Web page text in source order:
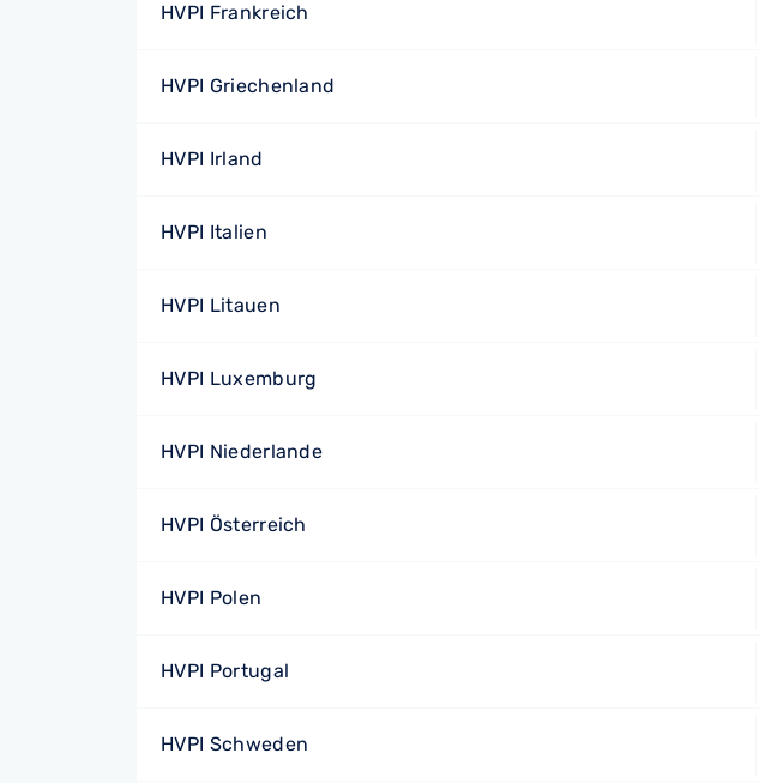
HVPI Frankreich
HVPI Griechenland
HVPI Irland
HVPI Italien
HVPI Litauen
HVPI Luxemburg
HVPI Niederlande
HVPI Österreich
HVPI Polen
HVPI Portugal
HVPI Schweden